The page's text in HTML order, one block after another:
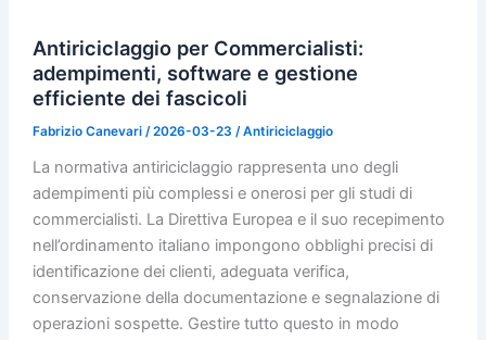
Antiriciclaggio per Commercialisti:
adempimenti, software e gestione
efficiente dei fascicoli
Fabrizio Canevari /2026-03-23 /Antiriciclaggio
La normativa antiriciclaggio rappresenta uno degli
adempimenti più complessi e onerosi per gli studi di
commercialisti. La Direttiva Europea e il suo recepimento
nell’ordinamento italiano impongono obblighi precisi di
identificazione dei clienti, adeguata verifica,
conservazione della documentazione e segnalazione di
operazioni sospette. Gestire tutto questo in modo